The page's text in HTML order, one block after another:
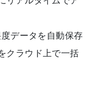
データを自動保存
クラウド上で一括